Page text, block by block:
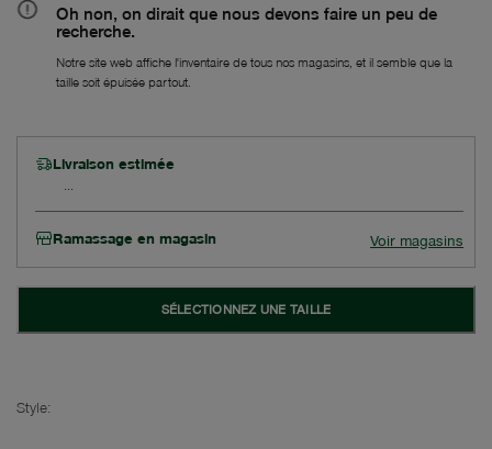
Oh non, on dirait que nous devons faire un peu de
recherche.
Notre site web affiche l'inventaire de tous nos magasins, et il semble que la
taille soit épuisée partout.
Livraison estimée
Ramassage en magasin Voir magasins
SÉLECTIONNEZ UNE TAILLE
Style: